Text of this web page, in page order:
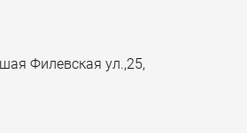
Филевская ул.,25,